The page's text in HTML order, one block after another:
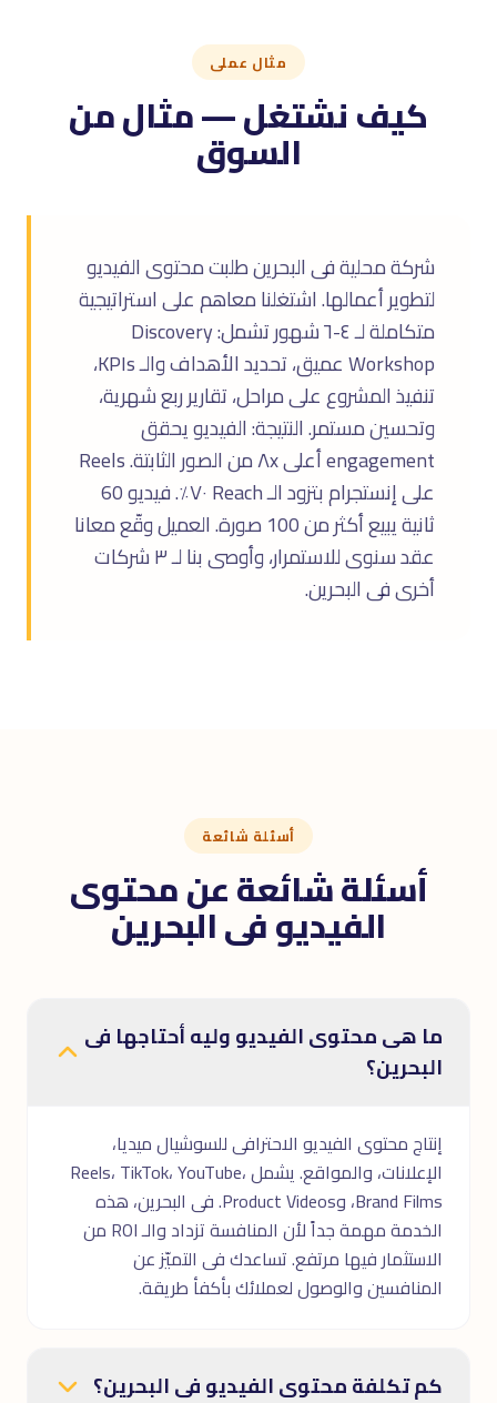
مثال عملى
كيف نشتغل — مثال من
السوق
شركة محلية فى البحرين طلبت محتوى الفيديو
لتطوير أعمالها. اشتغلنا معاهم على استراتيجية
متكاملة لـ ٤-٦ شهور تشمل: Discovery
Workshop عميق، تحديد الأهداف والـ KPIs،
تنفيذ المشروع على مراحل، تقارير ربع شهرية،
وتحسين مستمر. النتيجة: الفيديو يحقق
engagement أعلى ٨x من الصور الثابتة. Reels
على إنستجرام بتزود الـ Reach ٧٠٪. فيديو 60
ثانية يبيع أكثر من 100 صورة. العميل وقّع معانا
عقد سنوى للاستمرار، وأوصى بنا لـ ٣ شركات
أخرى فى البحرين.
أسئلة شائعة
أسئلة شائعة عن محتوى
الفيديو فى البحرين
ما هى محتوى الفيديو وليه أحتاجها فى
البحرين؟
إنتاج محتوى الفيديو الاحترافى للسوشيال ميديا،
الإعلانات، والمواقع. يشمل Reels، TikTok، YouTube،
Brand Films، وProduct Videos. فى البحرين، هذه
الخدمة مهمة جداً لأن المنافسة تزداد والـ ROI من
الاستثمار فيها مرتفع. تساعدك فى التميّز عن
المنافسين والوصول لعملائك بأكفأ طريقة.
كم تكلفة محتوى الفيديو فى البحرين؟